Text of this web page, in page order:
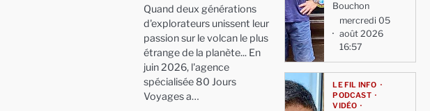
Quand deux générations
d'explorateurs unissent leur
passion sur le volcan le plus
étrange de la planète... En
juin 2026, l'agence
spécialisée 80 Jours
Voyages a…
Bouchon
mercredi 05
août 2026
16:57
LE FIL INFO
PODCAST
VIDÉO